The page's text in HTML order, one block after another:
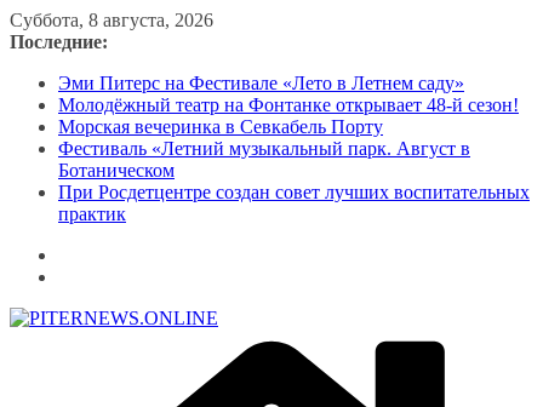
Перейти
к
Суббота, 8 августа, 2026
Последние:
Эми Питерс на Фестивале «Лето в Летнем саду»
Молодёжный театр на Фонтанке открывает 48-й сезон!
Морская вечеринка в Севкабель Порту
Фестиваль «Летний музыкальный парк. Август в
Ботаническом
При Росдетцентре создан совет лучших воспитательных
практик